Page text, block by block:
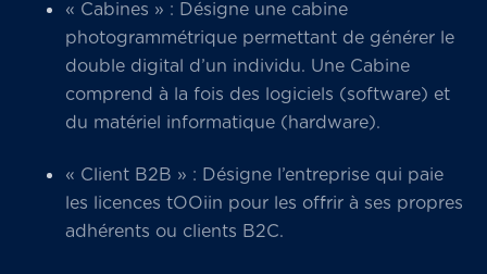
« Cabines » : Désigne une cabine
photogrammétrique permettant de générer le
double digital d’un individu. Une Cabine
comprend à la fois des logiciels (software) et
du matériel informatique (hardware).
« Client B2B » : Désigne l’entreprise qui paie
les licences tOOiin pour les offrir à ses propres
adhérents ou clients B2C.